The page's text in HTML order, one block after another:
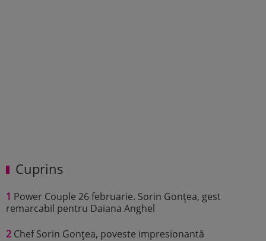
Cuprins
1 Power Couple 26 februarie. Sorin Gonțea, gest
remarcabil pentru Daiana Anghel
2 Chef Sorin Gonțea, poveste impresionantă